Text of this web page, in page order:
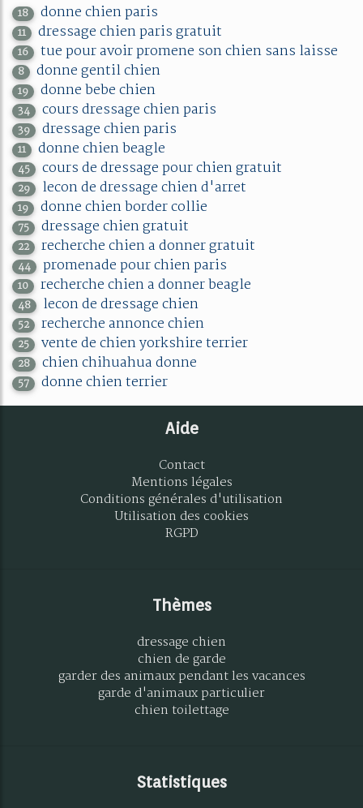
18 donne chien paris
11 dressage chien paris gratuit
16 tue pour avoir promene son chien sans laisse
8 donne gentil chien
19 donne bebe chien
34 cours dressage chien paris
39 dressage chien paris
11 donne chien beagle
45 cours de dressage pour chien gratuit
29 lecon de dressage chien d'arret
19 donne chien border collie
75 dressage chien gratuit
22 recherche chien a donner gratuit
44 promenade pour chien paris
10 recherche chien a donner beagle
48 lecon de dressage chien
52 recherche annonce chien
25 vente de chien yorkshire terrier
28 chien chihuahua donne
57 donne chien terrier
Aide
Contact
Mentions légales
Conditions générales d'utilisation
Utilisation des cookies
RGPD
Thèmes
dressage chien
chien de garde
garder des animaux pendant les vacances
garde d'animaux particulier
chien toilettage
Statistiques